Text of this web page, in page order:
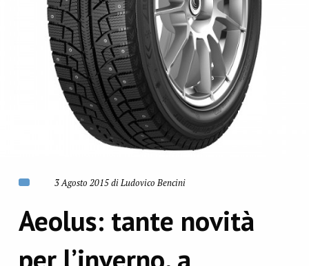
3 Agosto 2015 di Ludovico Bencini
Aeolus: tante novità